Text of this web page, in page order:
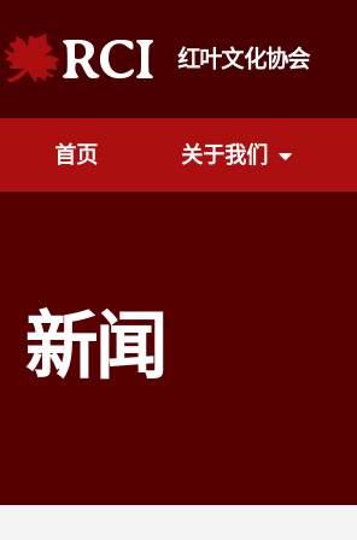
RCI 红叶文化协会
首页 关于我们
新闻